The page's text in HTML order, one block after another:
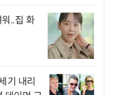
..집 화
기 내리